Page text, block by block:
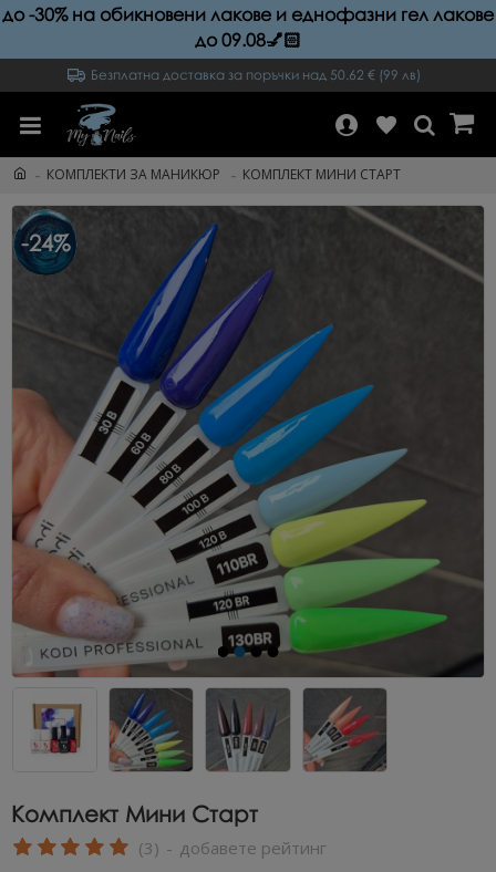
до -30% на обикновени лакове и еднофазни гел лакове
до 09.08💅🏻
Безплатна доставка за поръчки над 50.62 € (99 лв)
КОМПЛЕКТИ ЗА МАНИКЮР КОМПЛЕКТ МИНИ СТАРТ
-24%
Комплект Мини Старт
(3) - добавете рейтинг